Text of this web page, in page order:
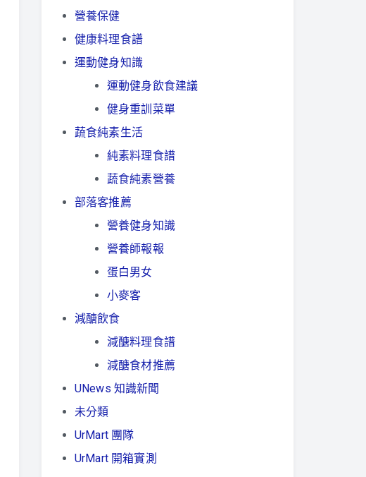
營養保健
健康料理食譜
運動健身知識
運動健身飲食建議
健身重訓菜單
蔬食純素生活
純素料理食譜
蔬食純素營養
部落客推薦
營養健身知識
營養師報報
蛋白男女
小麥客
減醣飲食
減醣料理食譜
減醣食材推薦
UNews 知識新聞
未分類
UrMart 團隊
UrMart 開箱實測